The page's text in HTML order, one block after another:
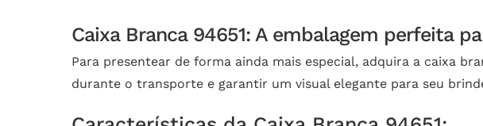
Caixa Branca 94651: A embalagem perfeita
Para presentear de forma ainda mais especial, adquira a caixa
durante o transporte e garantir um visual elegante para seu